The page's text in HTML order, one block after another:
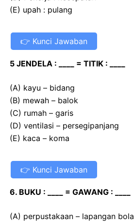
(E) upah : pulang
Kunci Jawaban
5 JENDELA : ____ = TITIK : ____
(A) kayu – bidang
(B) mewah – balok
(C) rumah – garis
(D) ventilasi – persegipanjang
(E) kaca – koma
Kunci Jawaban
6. BUKU : ____ = GAWANG : ____
(A) perpustakaan – lapangan bola